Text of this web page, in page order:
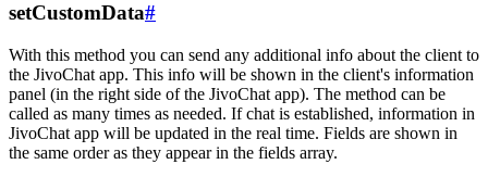
setCustomData#
With this method you can send any additional info about the client to
the JivoChat app. This info will be shown in the client's information
panel (in the right side of the JivoChat app). The method can be
called as many times as needed. If chat is established, information in
JivoChat app will be updated in the real time. Fields are shown in
the same order as they appear in the fields array.